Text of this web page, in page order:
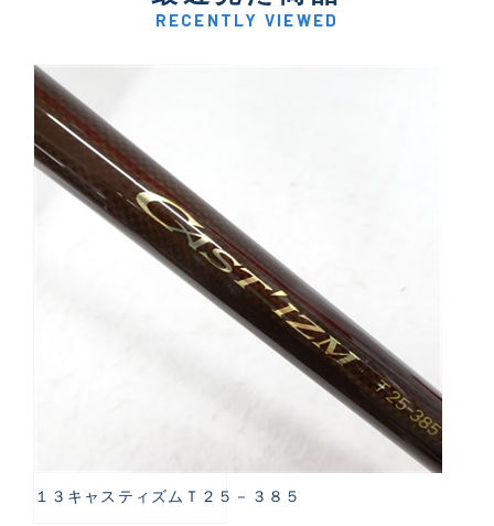
RECENTLY VIEWED
１３キャスティズムＴ２５－３８５